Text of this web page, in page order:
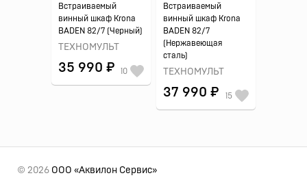
Встраиваемый
винный шкаф Krona
BADEN 82/7 (Черный)
ТЕХНОМУЛЬТ
35 990 ₽ 10
Встраиваемый
винный шкаф Krona
BADEN 82/7
(Нержавеющая
сталь)
ТЕХНОМУЛЬТ
37 990 ₽ 15
© 2026 ООО «Аквилон Сервис»